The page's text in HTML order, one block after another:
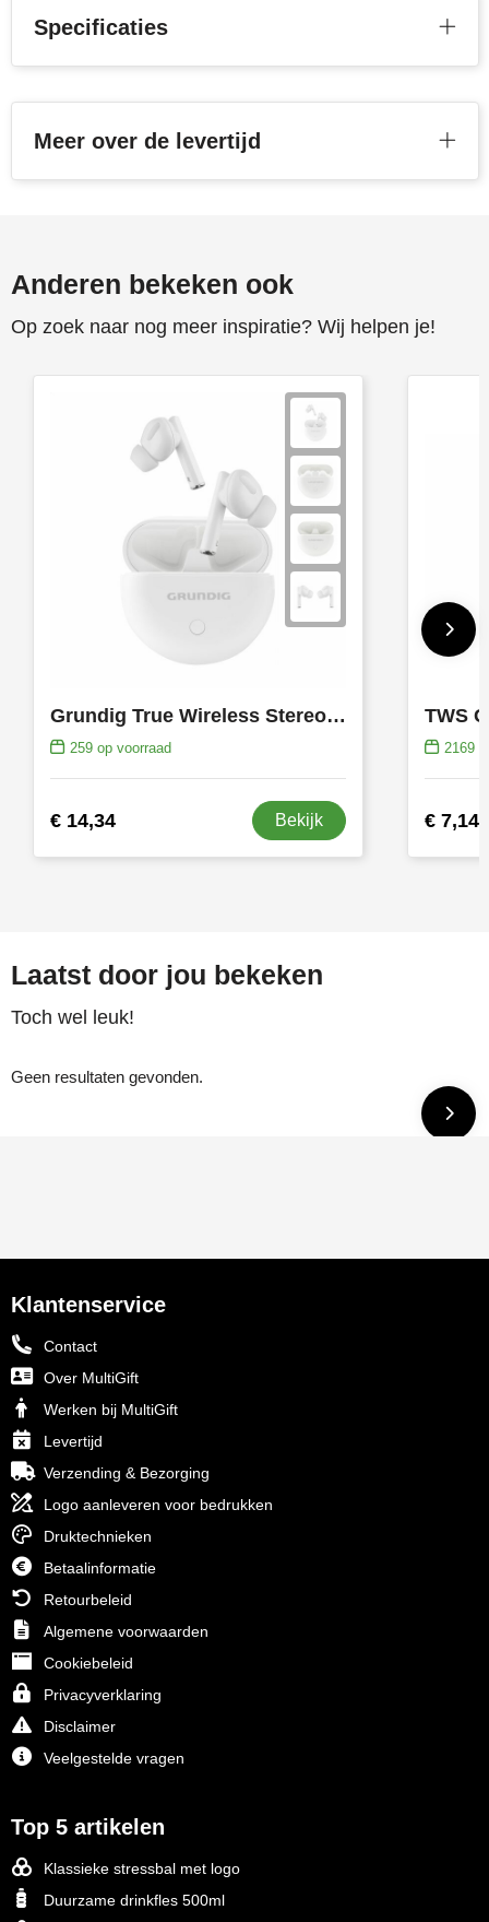
Specificaties
Meer over de levertijd
Anderen bekeken ook
Op zoek naar nog meer inspiratie? Wij helpen je!
Grundig True Wireless Stereo Earbuds oortjes
259op voorraad
€ 14,34 Bekijk
TWS
2169
€ 7,14
Laatst door jou bekeken
Toch wel leuk!
Geen resultaten gevonden.
Klantenservice
Contact
Over MultiGift
Werken bij MultiGift
Levertijd
Verzending & Bezorging
Logo aanleveren voor bedrukken
Druktechnieken
Betaalinformatie
Retourbeleid
Algemene voorwaarden
Cookiebeleid
Privacyverklaring
Disclaimer
Veelgestelde vragen
Top 5 artikelen
Klassieke stressbal met logo
Duurzame drinkfles 500ml